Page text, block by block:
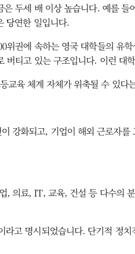
두세 배 이상 높습니다. 예를
당연한 일입니다.
권에 속하는 영국 대학들의 유
티고 있는 구조입니다. 이런 대
교육 체계 자체가 위축될 수 있다
화되고, 기업이 해외 근로자를
의료, IT, 교육, 건설 등 다수의
고 명시되었습니다. 단기적 정